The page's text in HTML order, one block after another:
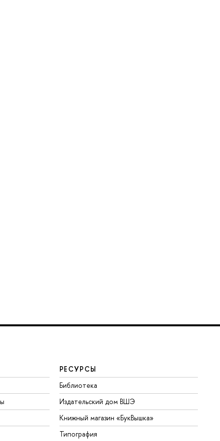
РЕСУРСЫ
Библиотека
Издательский дом ВШЭ
Книжный магазин «БукВышка»
Типография